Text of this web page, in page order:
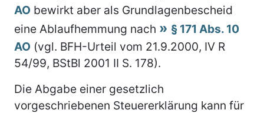
AO bewirkt aber als Grundlagenbescheid
eine Ablaufhemmung nach
§ 171 Abs. 10
AO (vgl. BFH-Urteil vom 21.9.2000, IV R
54/99, BStBl 2001 II S. 178).
Die Abgabe einer gesetzlich
vorgeschriebenen Steuererklärung kann für